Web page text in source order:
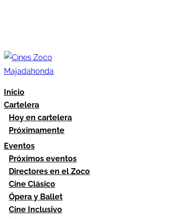
Inicio
Cartelera
Hoy en cartelera
Próximamente
Eventos
Próximos eventos
Directores en el Zoco
Cine Clásico
Ópera y Ballet
Cine Inclusivo